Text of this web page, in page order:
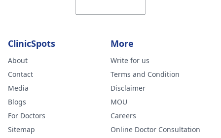
ClinicSpots
About
Contact
Media
Blogs
For Doctors
Sitemap
More
Write for us
Terms and Condition
Disclaimer
MOU
Careers
Online Doctor Consultation